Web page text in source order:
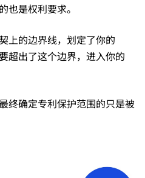
也是权利要求。
上的边界线，划定了你的
超出了这个边界，进入你的
终确定专利保护范围的只是被